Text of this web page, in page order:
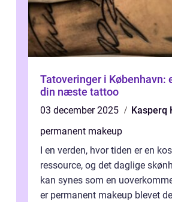
Tatoveringer i København:
din næste tattoo
03 december 2025
Kasperq
permanent makeup
I en verden, hvor tiden er en
ressource, og det daglige
kan synes som en
er permanent makeup blevet